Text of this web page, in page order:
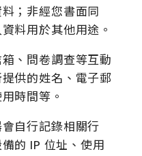
；非經您書面同
料用於其他用途。
、問卷調查等互動
供的姓名、電子郵
時間等。
自行記錄相關行
的 IP 位址、使用